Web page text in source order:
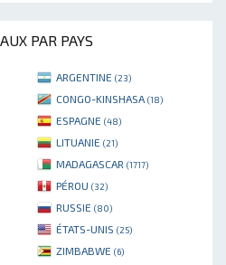
PAR PAYS
ARGENTINE (23)
CONGO-KINSHASA (18)
ESPAGNE (48)
LITUANIE (21)
MADAGASCAR (1717)
PÉROU (32)
RUSSIE (80)
ÉTATS-UNIS (25)
ZIMBABWE (6)